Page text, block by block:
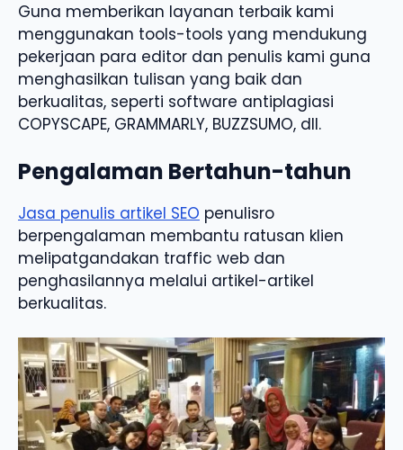
Guna memberikan layanan terbaik kami
menggunakan tools-tools yang mendukung
pekerjaan para editor dan penulis kami guna
menghasilkan tulisan yang baik dan
berkualitas, seperti software antiplagiasi
COPYSCAPE, GRAMMARLY, BUZZSUMO, dll.
Pengalaman Bertahun-tahun
Jasa penulis artikel SEO penulisro
berpengalaman membantu ratusan klien
melipatgandakan traffic web dan
penghasilannya melalui artikel-artikel
berkualitas.